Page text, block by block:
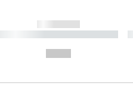
------------
----------- ----------- ----------